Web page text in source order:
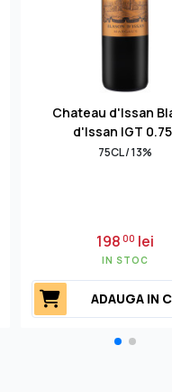
Chateau d'Issan
d'Issan IGT
75CL / 13%
19800 lei
IN STOC
ADAUGA IN